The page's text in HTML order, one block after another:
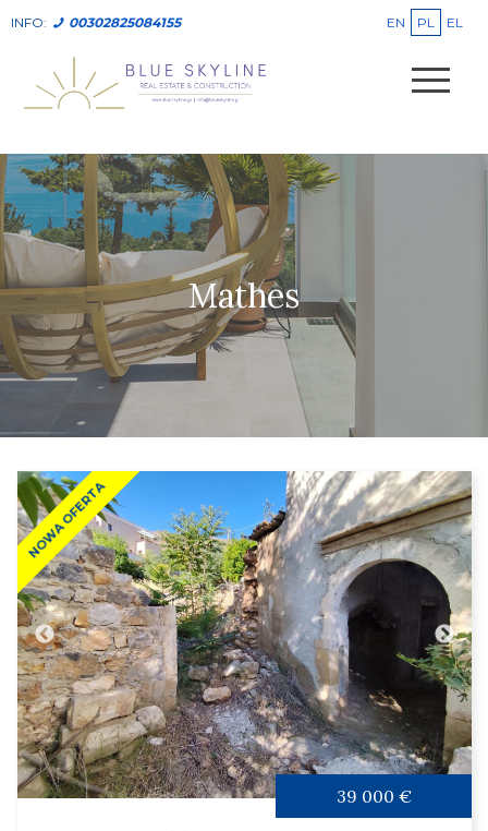
INFO: 00302825084155 EN PL EL
Mathes
NOWA OFERTA
39 000 €